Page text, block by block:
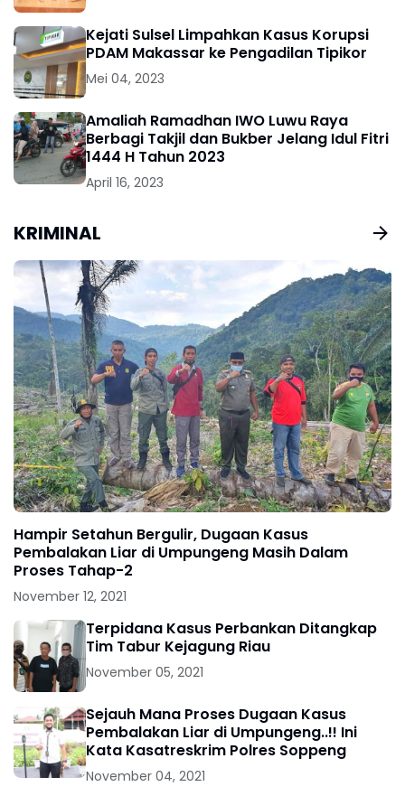
Kejati Sulsel Limpahkan Kasus Korupsi
PDAM Makassar ke Pengadilan Tipikor
Mei 04, 2023
Amaliah Ramadhan IWO Luwu Raya
Berbagi Takjil dan Bukber Jelang Idul Fitri
1444 H Tahun 2023
April 16, 2023
KRIMINAL
Hampir Setahun Bergulir, Dugaan Kasus
Pembalakan Liar di Umpungeng Masih Dalam
Proses Tahap-2
November 12, 2021
Terpidana Kasus Perbankan Ditangkap
Tim Tabur Kejagung Riau
November 05, 2021
Sejauh Mana Proses Dugaan Kasus
Pembalakan Liar di Umpungeng..!! Ini
Kata Kasatreskrim Polres Soppeng
November 04, 2021